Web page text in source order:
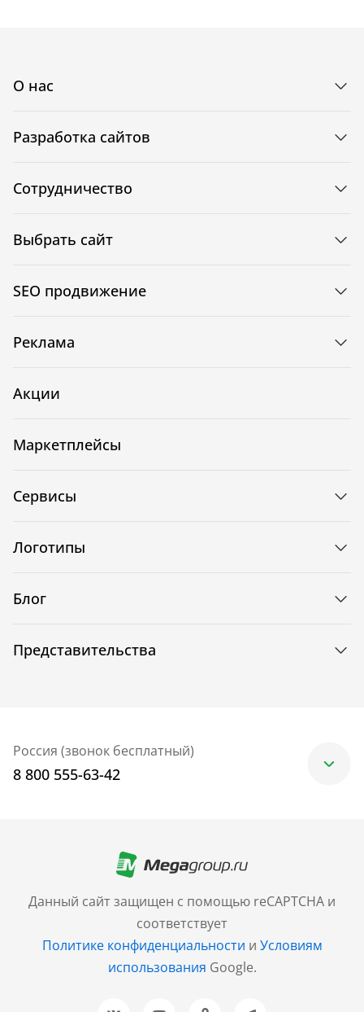
Данный сайт защищен с помощью reCAPTCHA и
соответствует
Политике конфиденциальности и Условиям
использования Google.
О нас
Разработка сайтов
Сотрудничество
Выбрать сайт
SEO продвижение
Реклама
Акции
Маркетплейсы
Сервисы
Логотипы
Блог
Представительства
Россия (звонок бесплатный)
8 800 555-63-42
+7 (499) 705-30-10
Санкт-Петербург
+7 (812) 600-77-33
Барнаул
+7 (961) 999-93-93